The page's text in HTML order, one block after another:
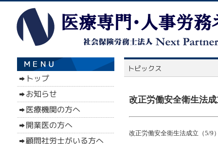
改正労働安全衛生法
改正労働安全衛生法成立（5/9